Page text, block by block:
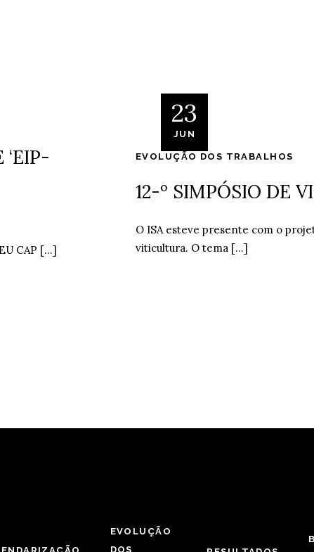
CAP […]
23
JUN
EVOLUÇÃO DOS TRABALHOS
12-º SIMPÓSIO DE
O ISA esteve presente com o
viticultura. O tema […]
EVOLUÇÃO
DOS